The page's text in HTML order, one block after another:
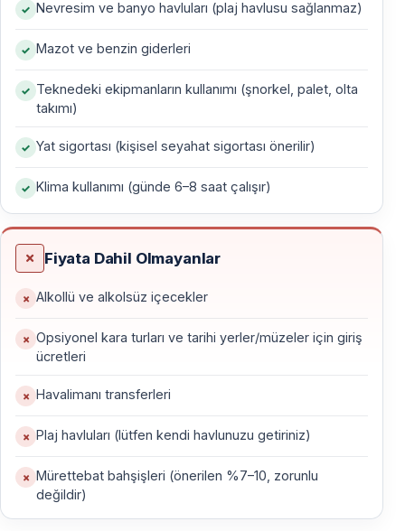
Limanağzı’ndaki gece ise denizin sesleriyle tamamlanır.
Kekova’ya doğru ilerlerken su altındaki batık kent,
Simena Kalesi’nden panoramik manzara, bölgenin
masalsı dokusunu bir kez daha hissettirir.
Beşinci gün Demre’de Myra antik kenti ve St. Nicholas
Kilisesi tarih tutkunlarını cezbeder. Andriake’nin caretta
carettaları ile karşılaşmak ise yolculuğa doğal bir
dokunuş katar. Sonraki gün Kalkan’a uzanan rota,
maviyle yeşilin iç içe geçtiği koylarda dingin saatler
son anlar, Akdeniz’de geçirilen bir haftanın huzurlu
mavi yolculuk sona erer; ancak turkuaz sular, sessiz
Nevresim ve banyo havluları (plaj havlusu sağlanmaz)
Mazot ve benzin giderleri
Teknedeki ekipmanların kullanımı (şnorkel, palet, olta
takımı)
Yat sigortası (kişisel seyahat sigortası önerilir)
Klima kullanımı (günde 6–8 saat çalışır)
Fiyata Dahil Olmayanlar
Alkollü ve alkolsüz içecekler
Opsiyonel kara turları ve tarihi yerler/müzeler için giriş
ücretleri
Havalimanı transferleri
Plaj havluları (lütfen kendi havlunuzu getiriniz)
Mürettebat bahşişleri (önerilen %7–10, zorunlu
değildir)